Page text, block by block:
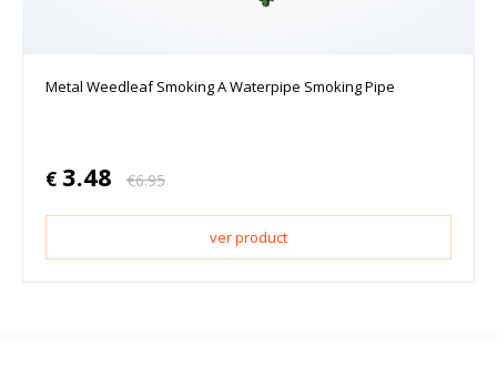
Metal Weedleaf Smoking A Waterpipe Smoking Pipe
€ 3.48 €6.95
ver product